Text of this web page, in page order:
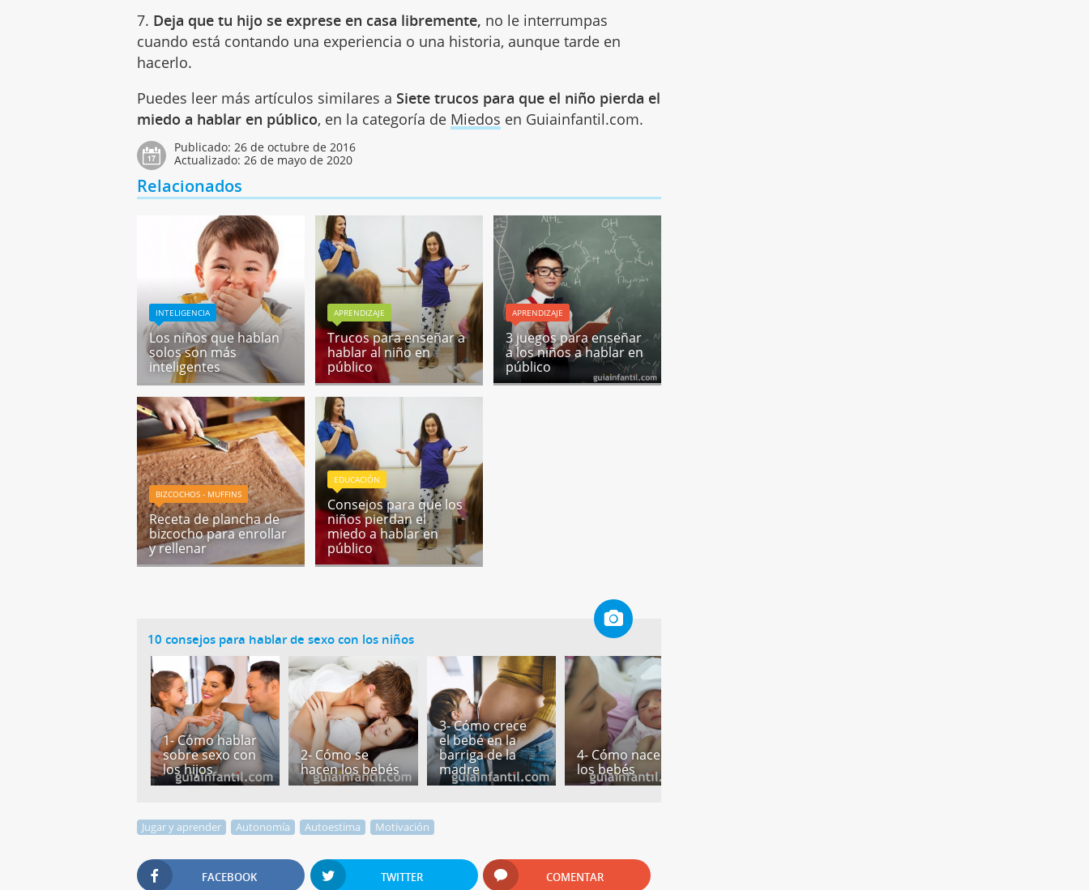
7. Deja que tu hijo se exprese en casa libremente, no le interrumpas
cuando está contando una experiencia o una historia, aunque tarde en
hacerlo.
Puedes leer más artículos similares aSiete trucos para que el niño pierda el
miedo a hablar en público, en la categoría de Miedos en Guiainfantil.com.
Publicado:26 de octubre de 2016
Actualizado:26 de mayo de 2020
Relacionados
INTELIGENCIA
Los niños que hablan
solos son más
inteligentes
APRENDIZAJE
Trucos para enseñar a
hablar al niño en
público
APRENDIZAJE
3 juegos para enseñar
a los niños a hablar en
público
BIZCOCHOS - MUFFINS
Receta de plancha de
bizcocho para enrollar
y rellenar
EDUCACIÓN
Consejos para que los
niños pierdan el
miedo a hablar en
público
10 consejos para hablar de sexo con los niños
1- Cómo hablar
sobre sexo con
los hijos
2- Cómo se
hacen los bebés
3- Cómo crece
el bebé en la
barriga de la
madre
4- Cómo nacen
los bebés
Jugar y aprender Autonomía Autoestima Motivación
FACEBOOK TWITTER COMENTAR